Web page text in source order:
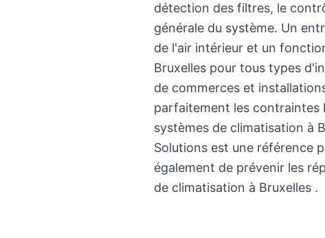
détection des filtres, le
générale du système. Un
de l'air intérieur et un
Bruxelles pour tous types
de commerces et
parfaitement les contraintes
systèmes de climatisation à
Solutions est une référence
également de prévenir les
de climatisation à Bruxelles .